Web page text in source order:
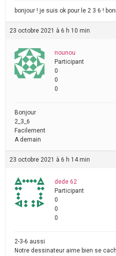
bonjour ! je suis ok pour le 2 3 6 !
23 octobre 2021 à 6 h 10 min
nounou
Participant
0
0
0
Bonjour
2_3_6
Facilement
A demain
23 octobre 2021 à 6 h 14 min
dede 62
Participant
0
0
0
2-3-6 aussi
Notre dessinateur aime bien se